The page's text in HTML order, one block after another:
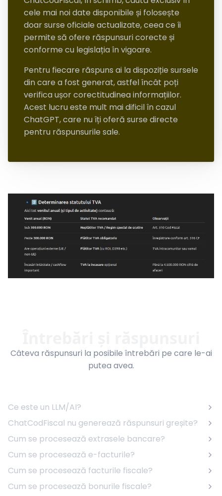
cele mai noi date disponibile și folosește
doar surse oficiale actualizate, ceea ce îi
permite să ofere răspunsuri corecte și
conforme cu legislația în vigoare.
Pentru fiecare răspuns ai la dispoziție sursele
din care a fost generat, astfel încât poți
verifica ușor corectitudinea informațiilor.
Acest lucru este mult mai dificil în cazul
ChatGPT, care nu îți oferă surse directe
pentru răspunsurile sale.
Câteva răspunsuri la posibile întrebări pe care le-ai
putea avea.
Ce este un LLM/AI?
ChatCodFiscal nu generează răspunsuri greșite?
Cum se procesează extrasele bancare?
Cum se procesează e-facturile?
Cum se procesează facturile fiscale?
Cum se procesează bonurile fiscale?